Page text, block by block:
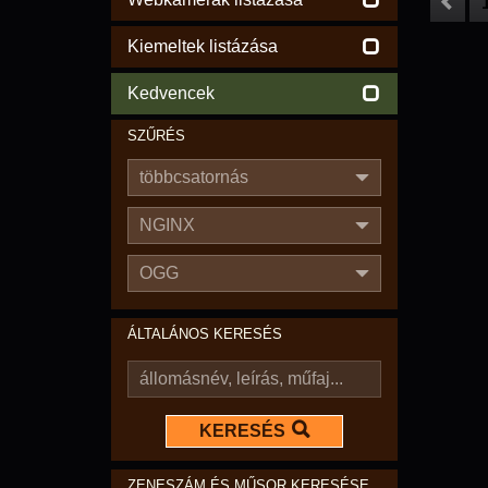
Kiemeltek listázása
Kedvencek
SZŰRÉS
többcsatornás
NGINX
OGG
ÁLTALÁNOS KERESÉS
KERESÉS